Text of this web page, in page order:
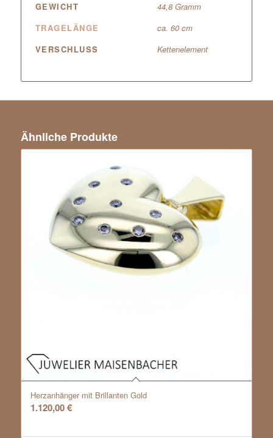
GEWICHT
44,8 Gramm
TRAGELÄNGE
ca. 60 cm
VERSCHLUSS
Kettenelement
Ähnliche Produkte
Herzanhänger mit Brillanten Gold
1.120,00€